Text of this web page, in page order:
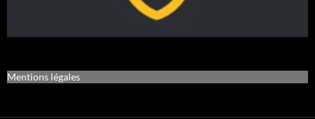
Mentions légales